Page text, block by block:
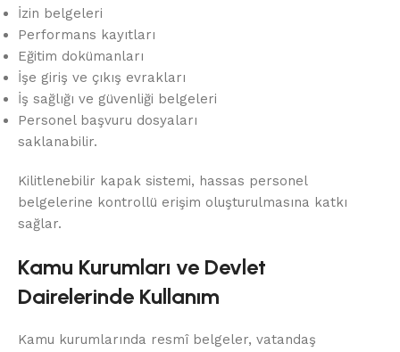
İzin belgeleri
Performans kayıtları
Eğitim dokümanları
İşe giriş ve çıkış evrakları
İş sağlığı ve güvenliği belgeleri
Personel başvuru dosyaları
saklanabilir.
Kilitlenebilir kapak sistemi, hassas personel
belgelerine kontrollü erişim oluşturulmasına katkı
sağlar.
Kamu Kurumları ve Devlet
Dairelerinde Kullanım
Kamu kurumlarında resmî belgeler, vatandaş